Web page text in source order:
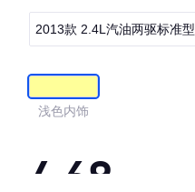
2013款 2.4L汽油两驱标准型
浅色内饰
4.68